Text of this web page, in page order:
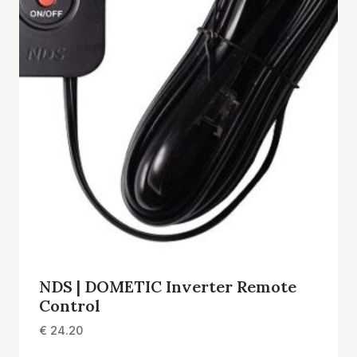
NDS | DOMETIC Inverter Remote
Control
€ 24.20